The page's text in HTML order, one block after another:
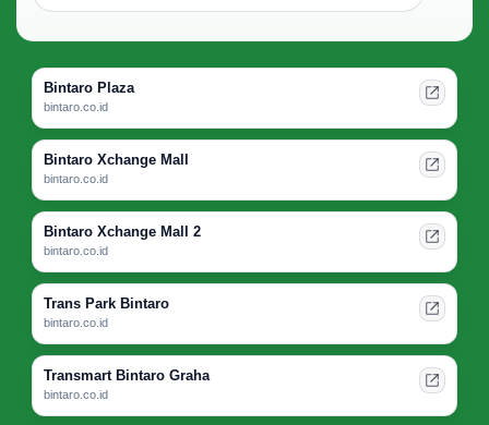
Bintaro Plaza
bintaro.co.id
Bintaro Xchange Mall
bintaro.co.id
Bintaro Xchange Mall 2
bintaro.co.id
Trans Park Bintaro
bintaro.co.id
Transmart Bintaro Graha
bintaro.co.id